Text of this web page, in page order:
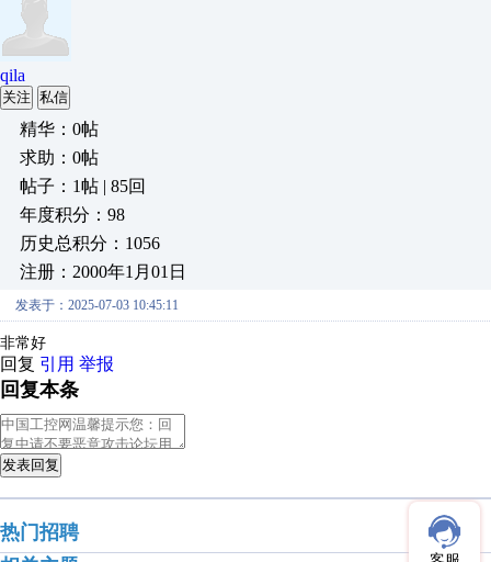
qila
关注 私信
精华：0帖
求助：0帖
帖子：1帖 | 85回
年度积分：98
历史总积分：1056
注册：2000年1月01日
发表于：2025-07-03 10:45:11
非常好
回复 引用 举报
回复本条
发表回复
热门招聘